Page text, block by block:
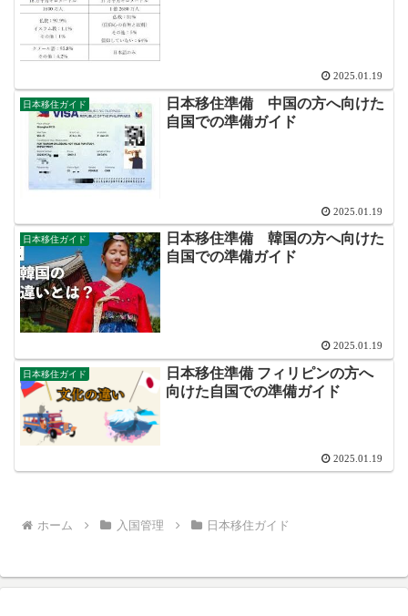
2025.01.19
日本移住ガイド
日本移住準備 中国の方へ向けた
自国での準備ガイド
2025.01.19
日本移住ガイド
日本移住準備 韓国の方へ向けた
自国での準備ガイド
2025.01.19
日本移住ガイド
日本移住準備 フィリピンの方へ
向けた自国での準備ガイド
2025.01.19
ホーム 入国管理 日本移住ガイド